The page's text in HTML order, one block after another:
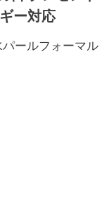
ー対応
ールフォーマル